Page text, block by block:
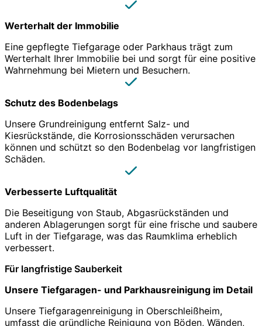
Werterhalt der Immobilie
Eine gepflegte Tiefgarage oder Parkhaus trägt zum
Werterhalt Ihrer Immobilie bei und sorgt für eine positive
Wahrnehmung bei Mietern und Besuchern.
Schutz des Bodenbelags
Unsere Grundreinigung entfernt Salz- und
Kiesrückstände, die Korrosionsschäden verursachen
können und schützt so den Bodenbelag vor langfristigen
Schäden.
Verbesserte Luftqualität
Die Beseitigung von Staub, Abgasrückständen und
anderen Ablagerungen sorgt für eine frische und saubere
Luft in der Tiefgarage, was das Raumklima erheblich
verbessert.
Für langfristige Sauberkeit
Unsere Tiefgaragen- und Parkhausreinigung im Detail
Unsere Tiefgaragenreinigung in Oberschleißheim,
umfasst die gründliche Reinigung von Böden, Wänden,